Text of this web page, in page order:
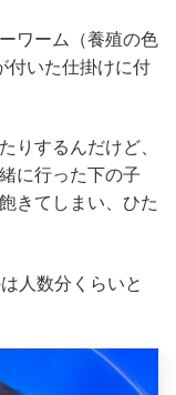
ワーム（養殖の色
いた仕掛けに付
りするんだけど、
に行った下の子
きてしまい、ひた
人数分くらいと